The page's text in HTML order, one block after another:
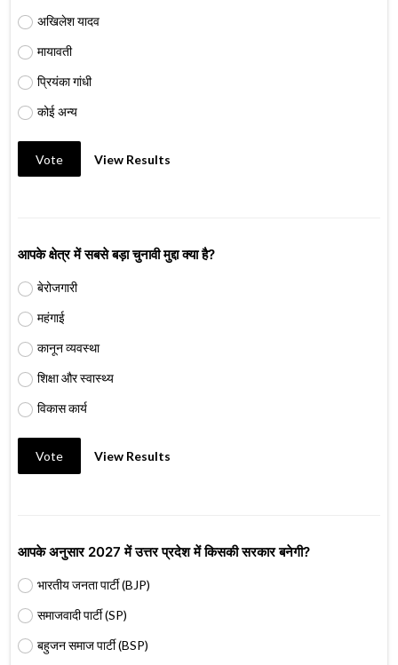
अखिलेश यादव
मायावती
प्रियंका गांधी
कोई अन्य
Vote View Results
आपके क्षेत्र में सबसे बड़ा चुनावी मुद्दा क्या है?
बेरोजगारी
महंगाई
कानून व्यवस्था
शिक्षा और स्वास्थ्य
विकास कार्य
Vote View Results
आपके अनुसार 2027 में उत्तर प्रदेश में किसकी सरकार बनेगी?
भारतीय जनता पार्टी (BJP)
समाजवादी पार्टी (SP)
बहुजन समाज पार्टी (BSP)